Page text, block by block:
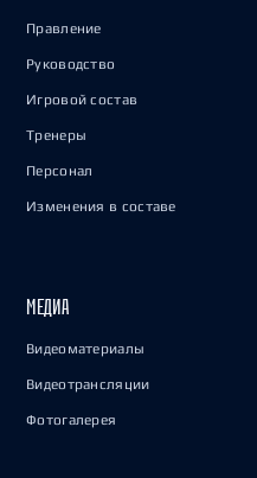
Правление
Руководство
Игровой состав
Тренеры
Персонал
Изменения в составе
МЕДИА
Видеоматериалы
Видеотрансляции
Фотогалерея